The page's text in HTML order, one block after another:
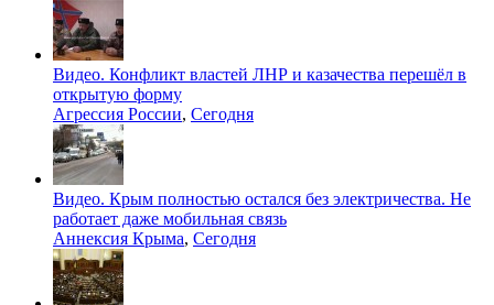
Видео. Конфликт властей ЛНР и казачества перешёл в
открытую форму
Агрессия России, Сегодня
Видео. Крым полностью остался без электричества. Не
работает даже мобильная связь
Аннексия Крыма, Сегодня